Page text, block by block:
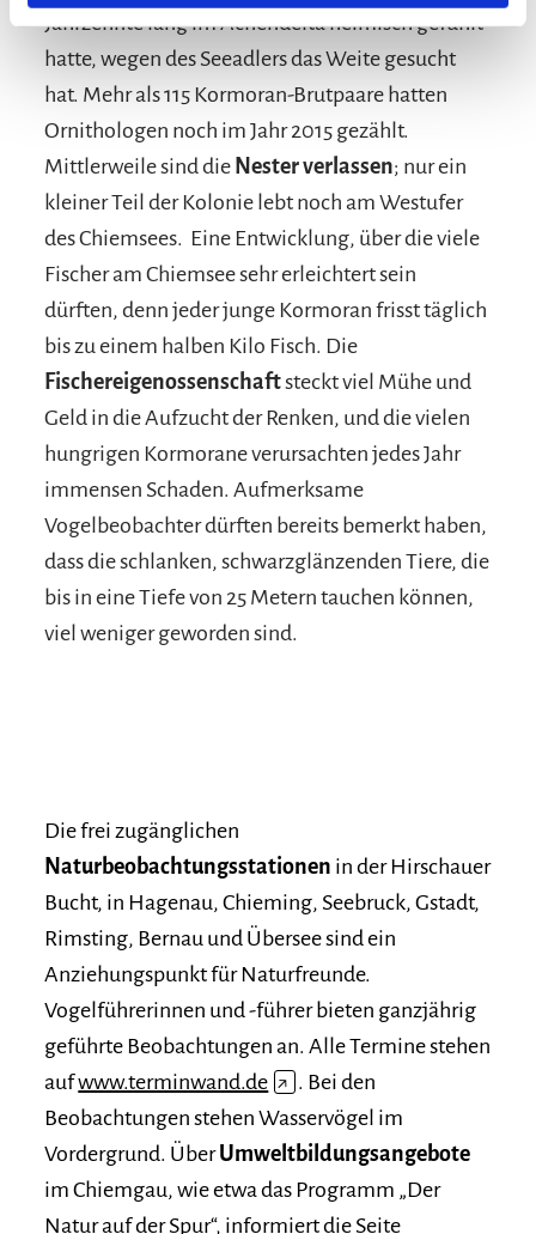
Jahrzehnte lang im Achendelta heimisch gefühlt
hatte, wegen des Seeadlers das Weite gesucht
hat. Mehr als 115 Kormoran-Brutpaare hatten
Ornithologen noch im Jahr 2015 gezählt.
Mittlerweile sind die Nester verlassen; nur ein
kleiner Teil der Kolonie lebt noch am Westufer
des Chiemsees. Eine Entwicklung, über die viele
Fischer am Chiemsee sehr erleichtert sein
dürften, denn jeder junge Kormoran frisst täglich
bis zu einem halben Kilo Fisch. Die
Fischereigenossenschaftsteckt viel Mühe und
Geld in die Aufzucht der Renken, und die vielen
hungrigen Kormorane verursachten jedes Jahr
immensen Schaden. Aufmerksame
Vogelbeobachter dürften bereits bemerkt haben,
dass die schlanken, schwarzglänzenden Tiere, die
bis in eine Tiefe von 25 Metern tauchen können,
viel weniger geworden sind.
Die frei zugänglichen
Naturbeobachtungsstationen in der Hirschauer
Bucht, in Hagenau, Chieming, Seebruck, Gstadt,
Rimsting, Bernau und Übersee sind ein
Anziehungspunkt für Naturfreunde.
Vogelführerinnen und -führer bieten ganzjährig
geführte Beobachtungen an. Alle Termine stehen
aufwww.terminwand.de ↗ . Bei den
Beobachtungen stehen Wasservögel im
Vordergrund. ÜberUmweltbildungsangebote
im Chiemgau, wie etwa das Programm „Der
Natur auf der Spur“, informiert die Seite